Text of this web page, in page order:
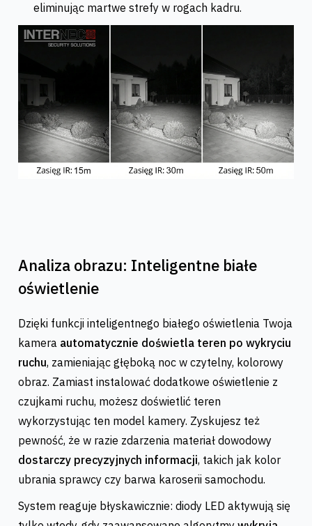
eliminując martwe strefy w rogach kadru.
Analiza obrazu: Inteligentne białe
oświetlenie
Dzięki funkcji inteligentnego białego oświetlenia Twoja
kamera automatycznie doświetla teren po wykryciu
ruchu, zamieniając głęboką noc w czytelny, kolorowy
obraz. Zamiast instalować dodatkowe oświetlenie z
czujkami ruchu, możesz doświetlić teren
wykorzystując ten model kamery. Zyskujesz też
pewność, że w razie zdarzenia materiał dowodowy
dostarczy precyzyjnych informacji, takich jak kolor
ubrania sprawcy czy barwa karoserii samochodu.
System reaguje błyskawicznie: diody LED aktywują się